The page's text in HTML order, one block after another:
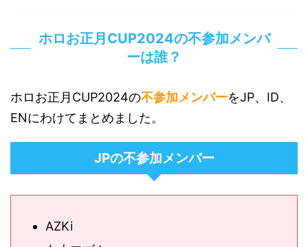
ホロお正月CUP2024の不参加メンバ
ーは誰？
ホロお正月CUP2024の不参加メンバーをJP、ID、
ENにわけてまとめました。
JPの不参加メンバー
AZKi